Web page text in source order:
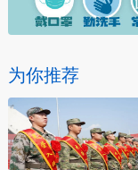
为你推荐